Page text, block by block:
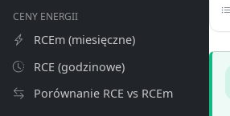
CENY ENERGII
RCEm (miesięczne)
RCE (godzinowe)
Porównanie RCE vs RCEm